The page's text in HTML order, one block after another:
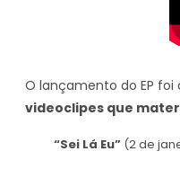
O lançamento do EP
videoclipes que
“Sei Lá Eu” (2 de